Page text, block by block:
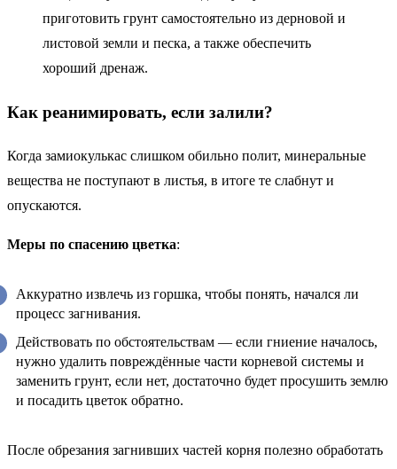
приготовить грунт самостоятельно из дерновой и
листовой земли и песка, а также обеспечить
хороший дренаж.
Как реанимировать, если залили?
Когда замиокулькас слишком обильно полит, минеральные
вещества не поступают в листья, в итоге те слабнут и
опускаются.
Меры по спасению цветка:
Аккуратно извлечь из горшка, чтобы понять, начался ли
процесс загнивания.
Действовать по обстоятельствам — если гниение началось,
нужно удалить повреждённые части корневой системы и
заменить грунт, если нет, достаточно будет просушить землю
и посадить цветок обратно.
После обрезания загнивших частей корня полезно обработать